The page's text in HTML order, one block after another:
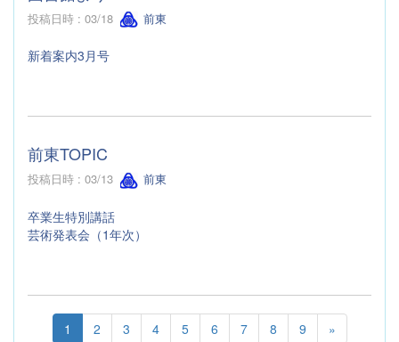
投稿日時 : 03/18 前東
新着案内3月号
前東TOPIC
投稿日時 : 03/13 前東
卒業生特別講話
芸術発表会（1年次）
1 2 3 4 5 6 7 8 9 »